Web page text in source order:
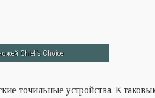
Chief's Choice
точильные устройства. К